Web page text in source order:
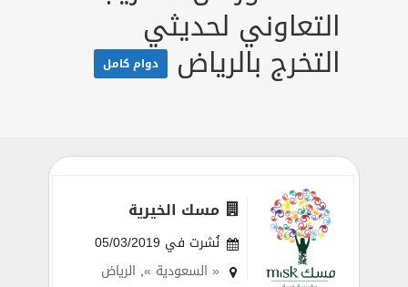
التعاوني لحديثي
التخرج بالرياض دوام كامل
مسك الخيرية
نُشرت في 05/03/2019
« السعودية », الرياض